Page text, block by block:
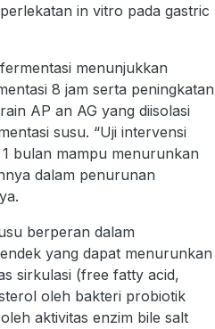
in vitro pada gastric
menunjukkan
8 jam serta peningkatan
AP an AG yang diisolasi
susu. “Uji intervensi
bulan mampu menurunkan
dalam penurunan
berperan dalam
yang dapat menurunkan
sirkulasi (free fatty acid,
oleh bakteri probiotik
aktivitas enzim bile salt